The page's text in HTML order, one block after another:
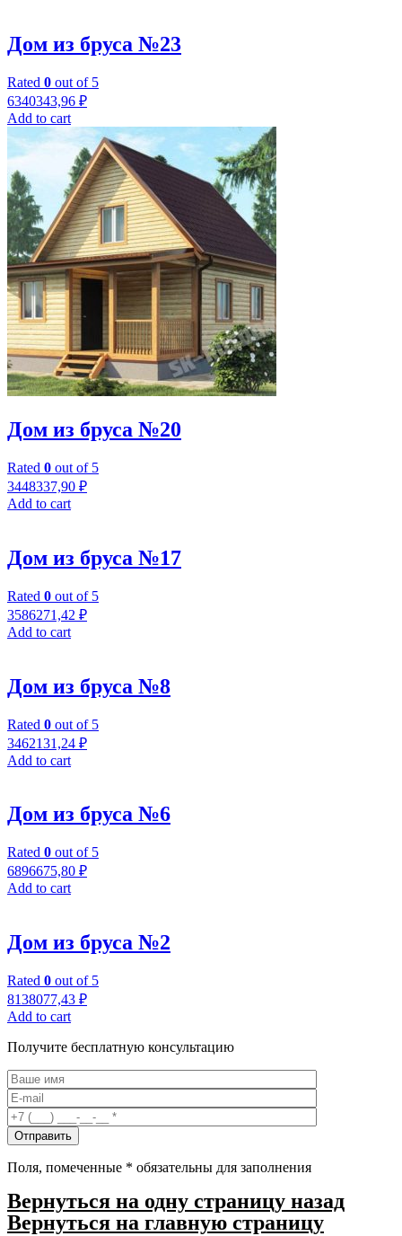
Дом из бруса №23
Rated 0 out of 5
6340343,96 ₽
Add to cart
Дом из бруса №20
Rated 0 out of 5
3448337,90 ₽
Add to cart
Дом из бруса №17
Rated 0 out of 5
3586271,42 ₽
Add to cart
Дом из бруса №8
Rated 0 out of 5
3462131,24 ₽
Add to cart
Дом из бруса №6
Rated 0 out of 5
6896675,80 ₽
Add to cart
Дом из бруса №2
Rated 0 out of 5
8138077,43 ₽
Add to cart
Получите бесплатную консультацию
Поля, помеченные * обязательны для заполнения
Вернуться на одну страницу назад
Вернуться на главную страницу